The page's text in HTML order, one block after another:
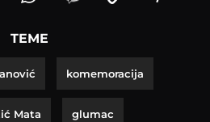
TEME
komemoracija
Mata glumac